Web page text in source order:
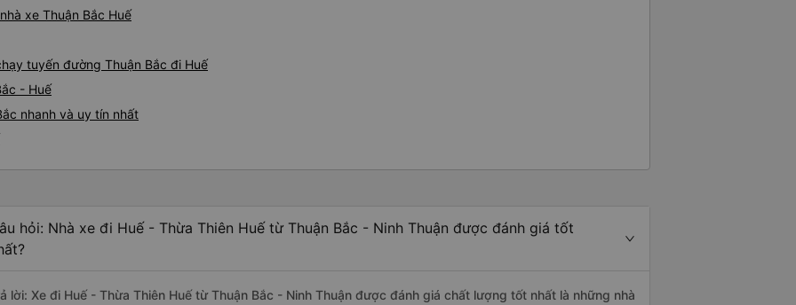
xe Thuận Bắc Huế
tuyến đường Thuận Bắc đi Huế
- Huế
nhanh và uy tín nhất
hỏi: Nhà xe đi Huế - Thừa Thiên Huế từ Thuận Bắc - Ninh Thuận được đánh giá tốt
lời: Xe đi Huế - Thừa Thiên Huế từ Thuận Bắc - Ninh Thuận được đánh giá chất lượng tốt nhất là những nhà